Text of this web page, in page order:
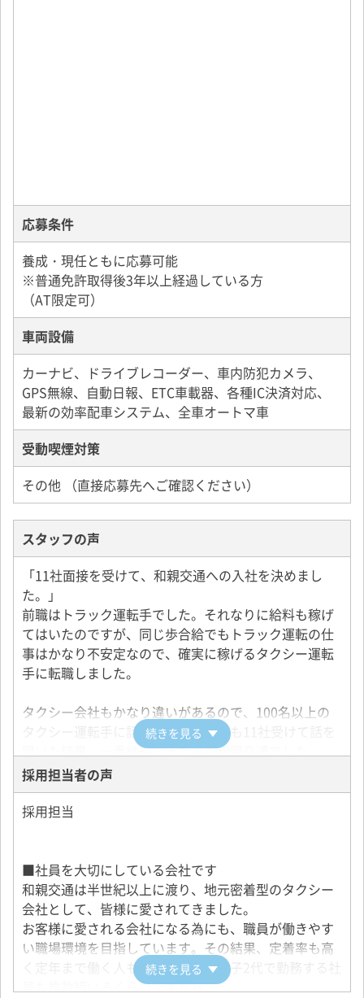
応募条件
養成・現任ともに応募可能
※普通免許取得後3年以上経過している方
（AT限定可）
車両設備
カーナビ、ドライブレコーダー、車内防犯カメラ、
GPS無線、自動日報、ETC車載器、各種IC決済対応、
最新の効率配車システム、全車オートマ車
受動喫煙対策
その他 （直接応募先へご確認ください）
スタッフの声
「11社面接を受けて、和親交通への入社を決めまし
た。」
前職はトラック運転手でした。それなりに給料も稼げ
てはいたのですが、同じ歩合給でもトラック運転の仕
事はかなり不安定なので、確実に稼げるタクシー運転
手に転職しました。
タクシー会社もかなり違いがあるので、100名以上の
タクシー運転手に話を聞いて、面接も11社受けて話を
聞いた結果、一番納得できたのが和親交通でした。
一番良いと思えるのは、希望する働き方を優先してく
れる事ですね。勿論、希望を出す以上しっかり売上を
出すことが重要ですけどね。
つ連休取って趣味のスキーも山登りも楽しめる本当に
良い仕事ですし、そこまで働きやすい環境である和親
交通は良い職場ですよ。
続きを見る
採用担当者の声
採用担当
■社員を大切にしている会社です
和親交通は半世紀以上に渡り、地元密着型のタクシー
会社として、皆様に愛されてきました。
お客様に愛される会社になる為にも、職員が働きやす
い職場環境を目指しています。その結果、定着率も高
く定年まで働く人も多数います。親子2代で勤務する社
員も複数組いるくらいですから。
続きを見る